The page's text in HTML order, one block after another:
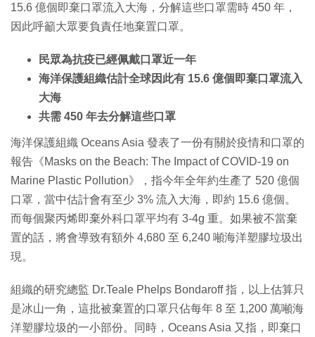
15.6 億個即棄口罩流入大海，分解這些口罩需時 450 年，
因此呼籲大眾要負責任地棄置口罩。
民眾為抗疫已經佩戴口罩近一年
海洋保護組織估計全球因此有 15.6 億個即棄口罩流入
大海
共需 450 年去分解這些口罩
海洋保護組織 Oceans Asia 發表了一份有關於疫情和口罩的
報告《Masks on the Beach: The Impact of COVID-19 on
Marine Plastic Pollution》，指今年全年約生產了 520 億個
口罩，當中估計會有至少 3% 流入大海，即約 15.6 億個。
而每個聚丙烯即棄外科口罩平均有 3-4g 重。如果被不當棄
置的話，將會導致有額外 4,680 至 6,240 噸海洋塑膠垃圾出
現。
組織的研究總監 Dr.Teale Phelps Bondaroff 指，以上估算只
是冰山一角，這批被棄置的口罩只佔每年 8 至 1,200 萬噸海
洋塑膠垃圾的一小部份。同時，Oceans Asia 又指，即棄口